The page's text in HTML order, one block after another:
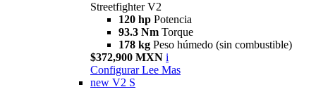
Streetfighter V2
120 hp Potencia
93.3 Nm Torque
178 kg Peso húmedo (sin combustible)
$372,900 MXN i
Configurar Lee Mas
new V2 S